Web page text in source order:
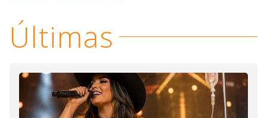
Últimas